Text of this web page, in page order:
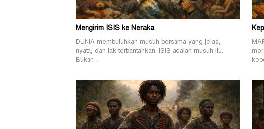
Mengirim ISIS ke Neraka
DUNIA membutuhkan musuh bersama yang jelas,
nyata, dan tak terbantahkan. ISIS adalah musuh itu.
Bukan…